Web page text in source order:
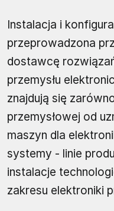
Instalacja i
przeprowadzona
dostawcę
przemysłu
znajdują się
przemysłowej od
maszyn dla
systemy - linie
instalacje
zakresu elektroniki